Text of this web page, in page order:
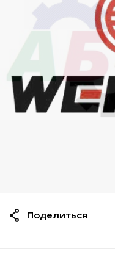
Поделиться